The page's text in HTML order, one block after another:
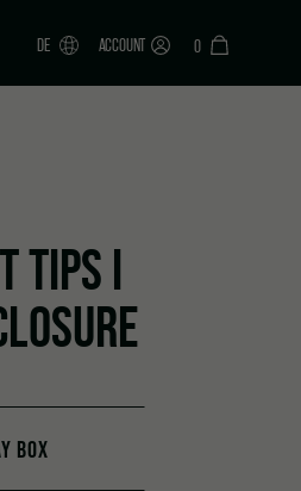
DE ACCOUNT 0
TIPS I
BOX